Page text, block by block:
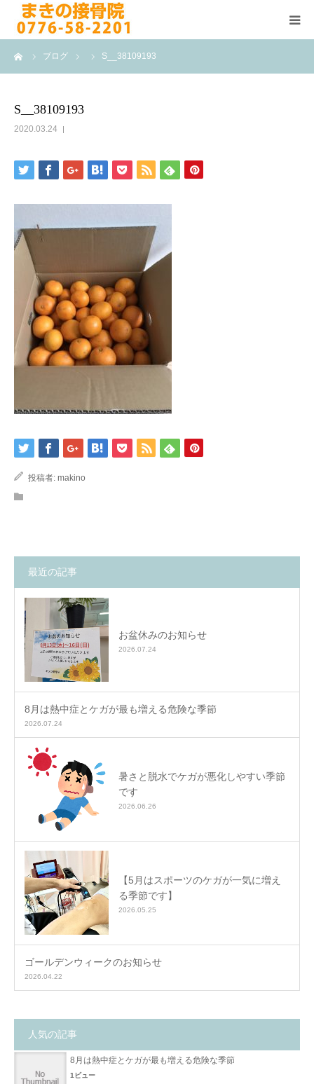
ブログ S__38109193
S__38109193
2020.03.24
投稿者: makino
最近の記事
お盆休みのお知らせ
2026.07.24
8月は熱中症とケガが最も増える危険な季節
2026.07.24
暑さと脱水でケガが悪化しやすい季節
です
2026.06.26
【5月はスポーツのケガが一気に増え
る季節です】
2026.05.25
ゴールデンウィークのお知らせ
2026.04.22
人気の記事
8月は熱中症とケガが最も増える危険な季節
1ビュー
HOME
医院案内